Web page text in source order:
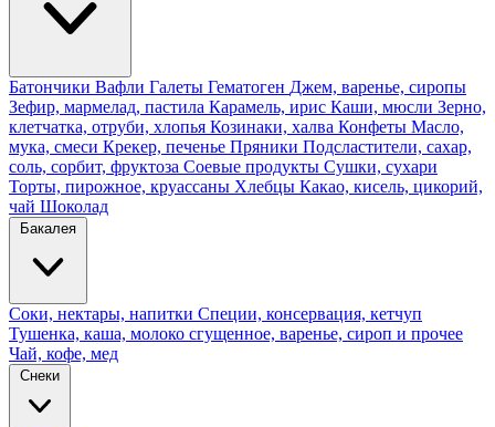
Батончики Вафли Галеты Гематоген Джем, варенье, сиропы
Зефир, мармелад, пастила Карамель, ирис Каши, мюсли Зерно,
клетчатка, отруби, хлопья Козинаки, халва Конфеты Масло,
мука, смеси Крекер, печенье Пряники Подсластители, сахар,
соль, сорбит, фруктоза Соевые продукты Сушки, сухари
Торты, пирожное, круассаны Хлебцы Какао, кисель, цикорий,
чай Шоколад
Бакалея
Соки, нектары, напитки Специи, консервация, кетчуп
Тушенка, каша, молоко сгущенное, варенье, сироп и прочее
Чай, кофе, мед
Снеки